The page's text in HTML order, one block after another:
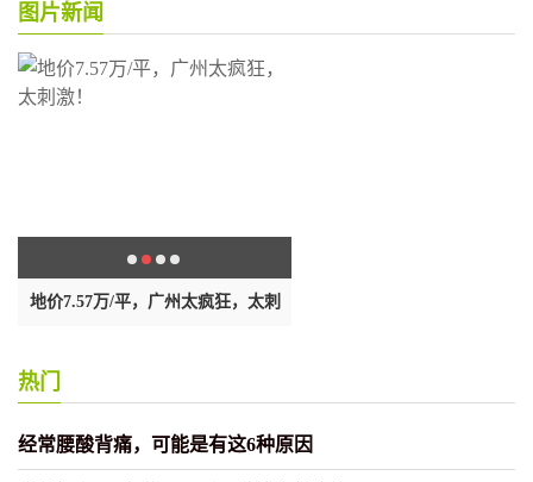
图片新闻
地价7.57万/平，广州太疯狂，太刺
热门
经常腰酸背痛，可能是有这6种原因